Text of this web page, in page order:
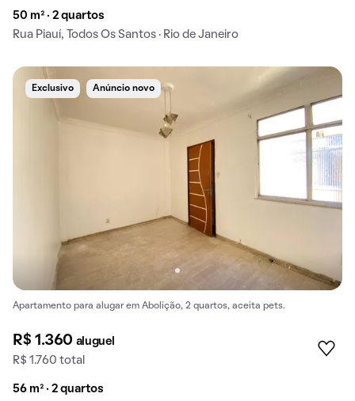
50 m² · 2 quartos
Rua Piauí, Todos Os Santos · Rio de Janeiro
Exclusivo Anúncio novo
Apartamento para alugar em Abolição, 2 quartos, aceita pets.
R$ 1.360 aluguel
R$ 1.760 total
56 m² · 2 quartos